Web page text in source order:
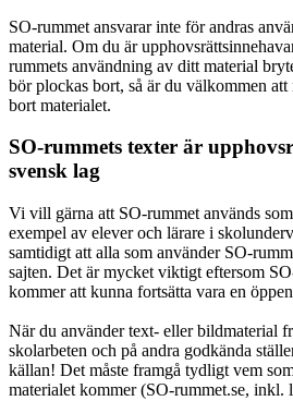
SO-rummet ansvarar inte för andras
material. Om du är
rummets användning av ditt material
bör plockas bort, så är du välkommen att
bort materialet.
SO-rummets texter är
svensk lag
Vi vill gärna att SO-rummet används
exempel av elever och lärare i
samtidigt att alla som använder SO-
sajten. Det är mycket viktigt eftersom
kommer att kunna fortsätta vara en
När du använder text- eller bildmaterial
skolarbeten och på andra godkända
källan! Det måste framgå tydligt vem
materialet kommer (SO-rummet.se, inkl.